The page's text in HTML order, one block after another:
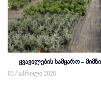
ყვავილების სამყარო –
03 / აპრილი 2026